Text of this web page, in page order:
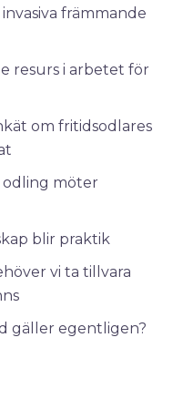
främmande
resurs i arbetet för
om fritidsodlares
odling möter
blir praktik
vi ta tillvara
gäller egentligen?